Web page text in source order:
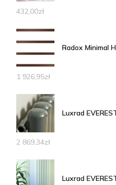
432,00zł
Radox Minimal
1 926,95zł
Luxrad
2 869,34zł
Luxrad